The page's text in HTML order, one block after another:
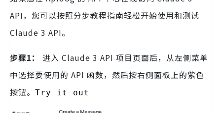
API，您可以按照分步教程指南轻松开始使用和测试
Claude 3 API。
步骤1： 进入 Claude 3 API 项目页面后，从左侧菜单
中选择要使用的 API 函数，然后按右侧面板上的紫色
按钮。 Try it out